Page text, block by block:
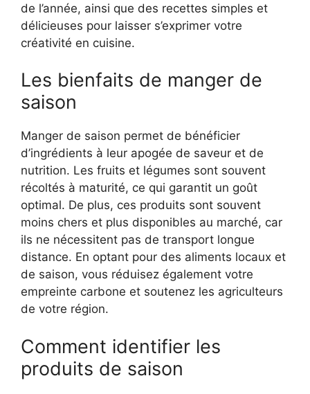
de l’année, ainsi que des recettes simples et
délicieuses pour laisser s’exprimer votre
créativité en cuisine.
Les bienfaits de manger de
saison
Manger de saison permet de bénéficier
d’ingrédients à leur apogée de saveur et de
nutrition. Les fruits et légumes sont souvent
récoltés à maturité, ce qui garantit un goût
optimal. De plus, ces produits sont souvent
moins chers et plus disponibles au marché, car
ils ne nécessitent pas de transport longue
distance. En optant pour des aliments locaux et
de saison, vous réduisez également votre
empreinte carbone et soutenez les agriculteurs
de votre région.
Comment identifier les
produits de saison